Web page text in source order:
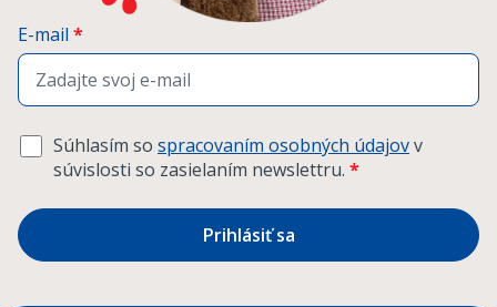
E-mail *
Súhlasím so spracovaním osobných údajovv
súvislosti so zasielaním newslettru. *
Prihlásiť sa